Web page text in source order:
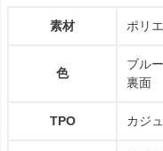
素材 ポリ
色
ブル
裏面
TPO カジ